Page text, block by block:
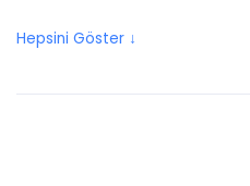
Bolivya
Hepsini Göster ↓